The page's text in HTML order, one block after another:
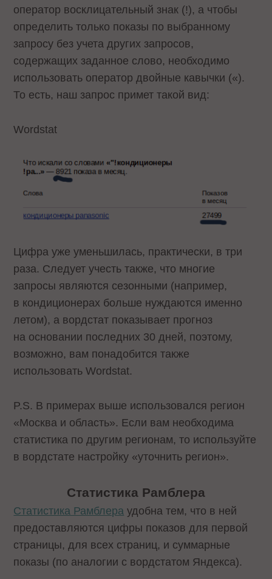
оператор восклицательный знак (!), а чтобы
определить только показы по выбранному
запросу без учета других запросов,
содержащих заданное слово, необходимо
использовать оператор двойные кавычки («).
То есть, наш запрос примет такой вид:
Wordstat
Цифра уже уменьшилась, практически, в три
раза. Следует учесть также, что многие
запросы являются сезонными (например,
в кондиционерах больше нуждаются именно
летом), а вордстат показывает прогноз
на основании последних 30 дней, поэтому,
возможно, вам понадобится также
использоватьWordstat.
P.S. В примерах выше использовался регион
«Москва и область». Если вам необходима
статистика по другим регионам, то используйте
в вордстате настройку «уточнить регион».
Статистика Рамблера
Статистика Рамблера удобна тем, что в ней
предоставляются цифры показов для первой
страницы, для всех страниц, и суммарные
показы (по аналогии с вордстатом Яндекса).